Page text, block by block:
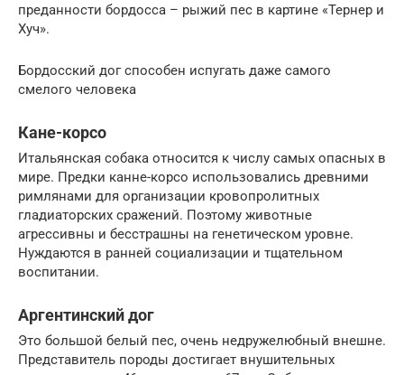
преданности бордосса – рыжий пес в картине «Тернер и
Хуч».
Бордосский дог способен испугать даже самого
смелого человека
Кане-корсо
Итальянская собака относится к числу самых опасных в
мире. Предки канне-корсо использовались древними
римлянами для организации кровопролитных
гладиаторских сражений. Поэтому животные
агрессивны и бесстрашны на генетическом уровне.
Нуждаются в ранней социализации и тщательном
воспитании.
Аргентинский дог
Это большой белый пес, очень недружелюбный внешне.
Представитель породы достигает внушительных